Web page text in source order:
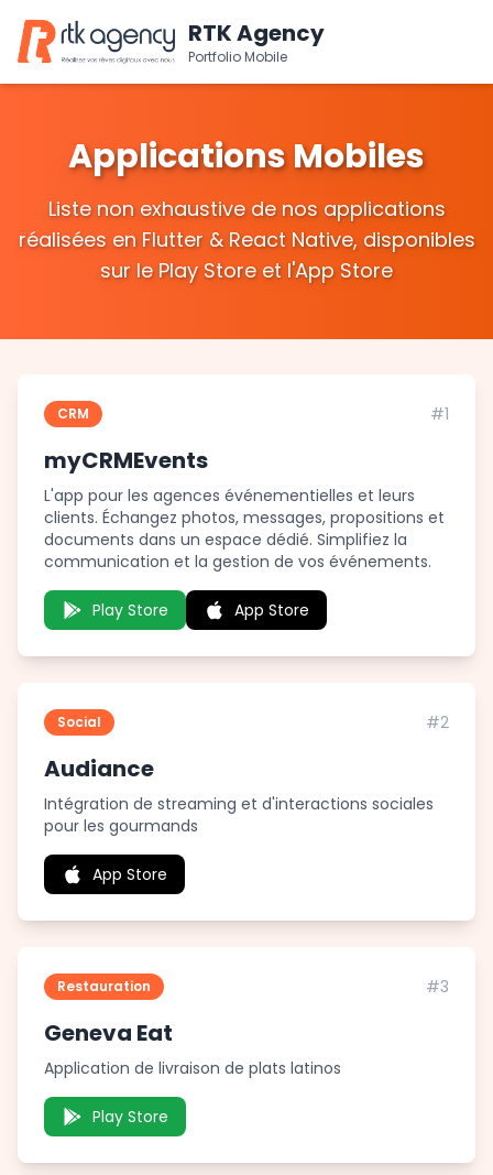
RTK Agency
Portfolio Mobile
Applications Mobiles
Liste non exhaustive de nos applications
réalisées en Flutter & React Native, disponibles
sur le Play Store et l'App Store
CRM #1
myCRMEvents
L'app pour les agences événementielles et leurs
clients. Échangez photos, messages, propositions et
documents dans un espace dédié. Simplifiez la
communication et la gestion de vos événements.
Play Store App Store
Social #2
Audiance
Intégration de streaming et d'interactions sociales
pour les gourmands
App Store
Restauration #3
Geneva Eat
Application de livraison de plats latinos
Play Store